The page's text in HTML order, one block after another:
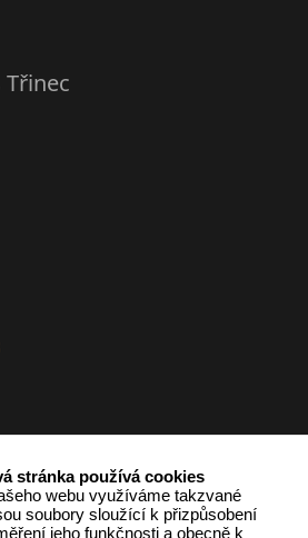
Třinec
stránka používá cookies
webu využíváme takzvané
soubory sloužící k přizpůsobení
jeho funkčnosti a obecně k